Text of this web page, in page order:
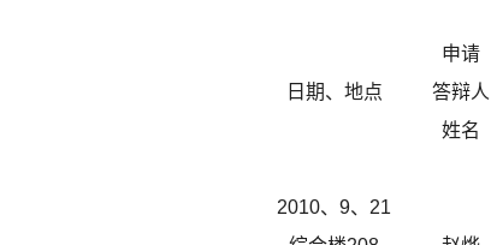
日期、地点
申请
答辩人
姓名
2010、9、21